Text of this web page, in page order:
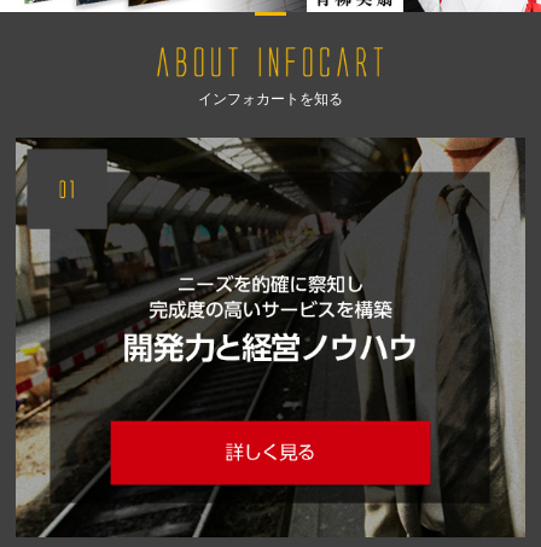
インフォカートを知る